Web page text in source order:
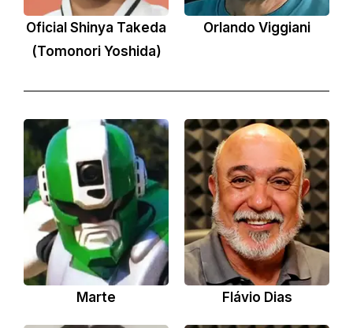
Oficial Shinya Takeda
(Tomonori Yoshida)
Orlando Viggiani
Marte Flávio Dias